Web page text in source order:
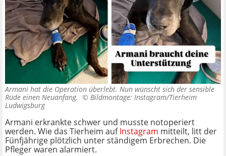
Armani hat die Operation überlebt. Nun wünscht sich der sensible
Rüde einen Neuanfang. © Bildmontage: Instagram/Tierheim
Ludwigsburg
Armani erkrankte schwer und musste notoperiert
werden. Wie das Tierheim aufInstagram mitteilt, litt der
Fünfjährige plötzlich unter ständigem Erbrechen. Die
Pfleger waren alarmiert.